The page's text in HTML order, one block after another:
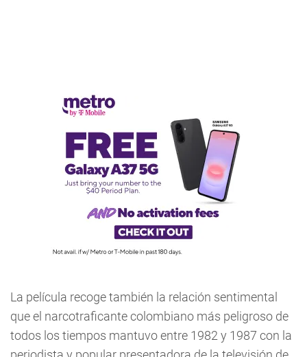
La película recoge también la relación sentimental
que el narcotraficante colombiano más peligroso de
todos los tiempos mantuvo entre 1982 y 1987 con la